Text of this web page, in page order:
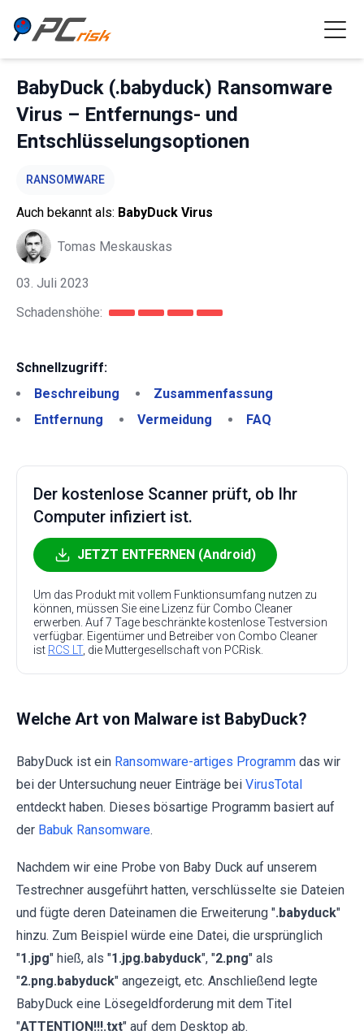
BabyDuck (.babyduck) Ransomware
Virus – Entfernungs- und
Entschlüsselungsoptionen
RANSOMWARE
Auch bekannt als: BabyDuck Virus
Tomas Meskauskas
03. Juli 2023
Schadenshöhe:
Schnellzugriff:
Beschreibung
Zusammenfassung
Entfernung
Vermeidung FAQ
Der kostenlose Scanner prüft, ob Ihr
Computer infiziert ist.
JETZT ENTFERNEN (Android)
Um das Produkt mit vollem Funktionsumfang nutzen zu
können, müssen Sie eine Lizenz für Combo Cleaner
erwerben. Auf 7 Tage beschränkte kostenlose Testversion
verfügbar. Eigentümer und Betreiber von Combo Cleaner
ist RCS LT, die Muttergesellschaft von PCRisk.
Welche Art von Malware ist BabyDuck?
BabyDuck ist ein Ransomware-artiges Programm das wir
bei der Untersuchung neuer Einträge bei VirusTotal
entdeckt haben. Dieses bösartige Programm basiert auf
der Babuk Ransomware.
Nachdem wir eine Probe von Baby Duck auf unserem
Testrechner ausgeführt hatten, verschlüsselte sie Dateien
und fügte deren Dateinamen die Erweiterung ".babyduck"
hinzu. Zum Beispiel würde eine Datei, die ursprünglich
"1.jpg" hieß, als "1.jpg.babyduck", "2.png" als
"2.png.babyduck" angezeigt, etc. Anschließend legte
BabyDuck eine Lösegeldforderung mit dem Titel
"ATTENTION!!!.txt" auf dem Desktop ab.